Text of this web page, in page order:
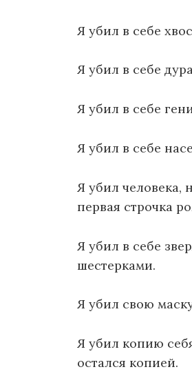
Я убил в себе
Я убил в себе
Я убил в себе
Я убил в себе
Я убил человека,
первая строчка
Я убил в себе
шестерками.
Я убил свою
Я убил копию
остался копией.